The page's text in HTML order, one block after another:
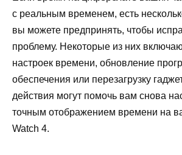
с реальным временем, есть
вы можете предпринять, чтобы
проблему. Некоторые из них
настроек времени, обновление
обеспечения или перезагрузку
действия могут помочь вам снова
точным отображением времени на
Watch 4.